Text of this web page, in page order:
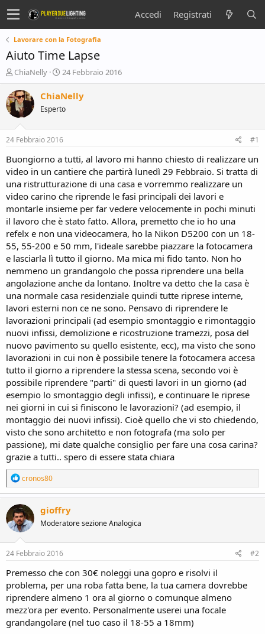
Accedi Registrati
Lavorare con la Fotografia
Aiuto Time Lapse
C
r
e
a
t
e
D
s
c
u
s
s
i
o
n
e
ChiaNelly
D
a
t
d
i
n
i
i
o
24 Febbraio 2016
ChiaNelly
Esperto
24 Febbraio 2016 #1
Buongiorno a tutti, al lavoro mi hanno chiesto di realizzare un
video in un cantiere che partirà lunedì 29 Febbraio. Si tratta di
una ristrutturazione di una casa e vorremmo realizzare un
video carino che riprende le fasi principali dei lavori e
montarle insieme per far vedere velocemente in pochi minuti
il lavoro che è stato fatto. Allora, premetto che io ho una
refelx e non una videocamera, ho la Nikon D5200 con un 18-
55, 55-200 e 50 mm, l'ideale sarebbe piazzare la fotocamera
e lasciarla lì tutto il giorno. Ma mica mi fido tanto. Non ho
nemmeno un grandangolo che possa riprendere una bella
angolazione anche da lontano. Inoltre va detto che la casa è
una normale casa residenziale quindi tutte riprese interne,
lavori esterni non ce ne sono. Pensavo di riprendere le
lavorazioni principali (ad esempio smontaggio e rimontaggio
nuovi infissi, demolizione e ricostruzione tramezzi, posa del
nuovo pavimento su quello esistente, ecc), ma visto che sono
lavorazioni in cui non è possibile tenere la fotocamera accesa
tutto il giorno a riprendere la stessa scena, secondo voi è
possibile riprendere "parti" di questi lavori in un giorno (ad
esempio lo smontaggio degli infissi), e continuare le riprese
nei giorni in cui si finiscono le lavorazioni? (ad esempio, il
montaggio dei nuovi infissi). Cioè quello che vi sto chiedendo,
visto che sono architetto e non fotografa (ma solo per
passione), mi date qualche consiglio per fare una cosa carina?
grazie a tutti.. spero di essere stata chiara
R
e
a
c
t
i
o
n
s
cronos80
gioffry
Moderatore sezione Analogica
24 Febbraio 2016 #2
Premesso che con 30€ noleggi una gopro e risolvi il
problema, per una roba fatta bene, la tua camera dovrebbe
riprendere almeno 1 ora al giorno o comunque almeno
mezz'ora per evento. Personalmente userei una focale
grandangolare (nel tuo caso il 18-55 a 18mm)